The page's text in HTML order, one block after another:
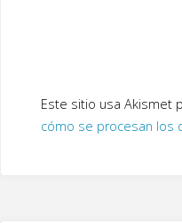
Este sitio usa Akismet
cómo se procesan los